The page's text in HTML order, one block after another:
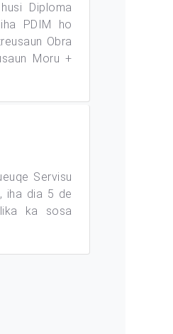
Diploma
PDIM ho
Obra
Moru +
Servisu
iha dia 5 de
ka sosa